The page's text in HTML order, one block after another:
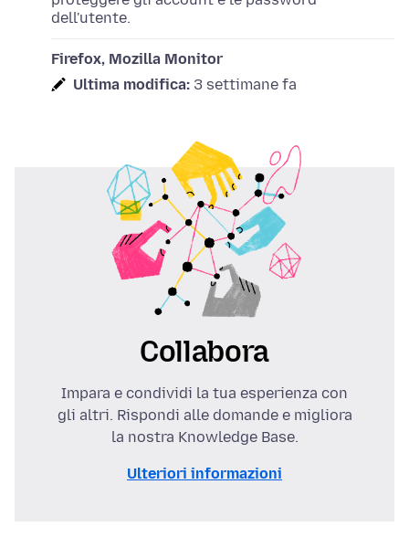
dell'utente.
Firefox, Mozilla Monitor
Ultima modifica: 3 settimane fa
Collabora
Impara e condividi la tua esperienza con
gli altri. Rispondi alle domande e migliora
la nostra Knowledge Base.
Ulteriori informazioni